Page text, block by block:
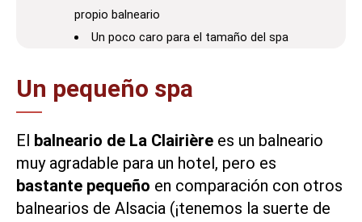
propio balneario
Un poco caro para el tamaño del spa
Un pequeño spa
El balneario de La Clairière es un balneario
muy agradable para un hotel, pero es
bastante pequeño en comparación con otros
balnearios de Alsacia (¡tenemos la suerte de